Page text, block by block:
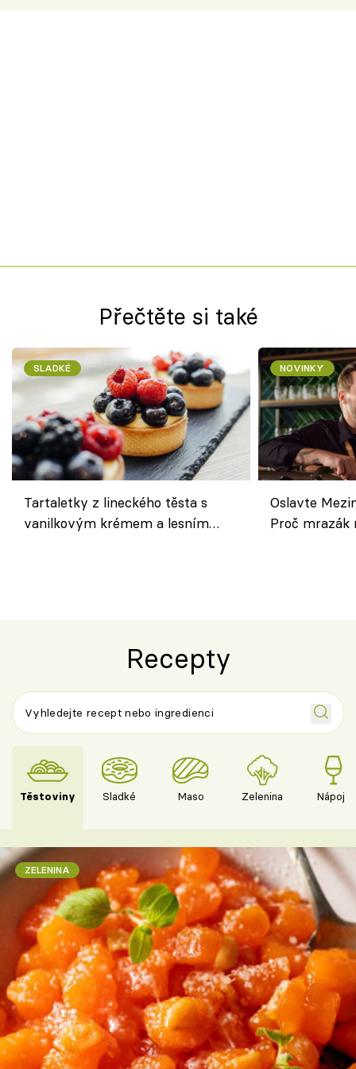
Přečtěte si také
SLADKÉ
Tartaletky z lineckého těsta s
vanilkovým krémem a lesním
NOVINKY
Oslavte
Proč
Recepty
Těstoviny Sladké Maso Zelenina Nápoje
ZELENINA